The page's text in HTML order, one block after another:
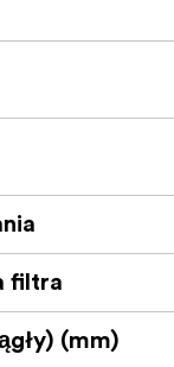
do użycia
filtra
(mm)